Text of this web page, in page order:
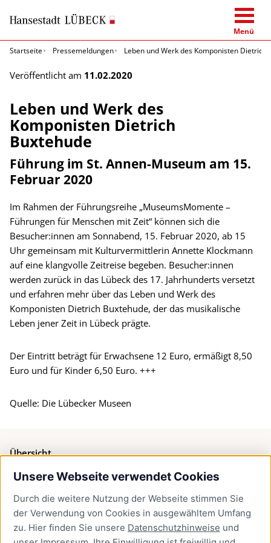
Unsere Webseite verwendet Cookies
Durch die weitere Nutzung der Webseite stimmen Sie
der Verwendung von Cookies in ausgewähltem Umfang
zu. Hier finden Sie unsere Datenschutzhinweise und
Menü
Startseite
Pressemeldungen Leben und Werk des Komponisten Dietrich
Veröffentlicht am 11.02.2020
Leben und Werk des
Komponisten Dietrich
Buxtehude
Führung im St. Annen-Museum am 15.
Februar 2020
Im Rahmen der Führungsreihe „MuseumsMomente –
Führungen für Menschen mit Zeit“ können sich die
Besucher:innen am Sonnabend, 15. Februar 2020, ab 15
Uhr gemeinsam mit Kulturvermittlerin Annette Klockmann
auf eine klangvolle Zeitreise begeben. Besucher:innen
werden zurück in das Lübeck des 17. Jahrhunderts versetzt
und erfahren mehr über das Leben und Werk des
Komponisten Dietrich Buxtehude, der das musikalische
Leben jener Zeit in Lübeck prägte.
Der Eintritt beträgt für Erwachsene 12 Euro, ermäßigt 8,50
Euro und für Kinder 6,50 Euro. +++
Quelle: Die Lübecker Museen
Übersicht
Bürgerservice
Presse
Newsletter Lübeck:kompakt